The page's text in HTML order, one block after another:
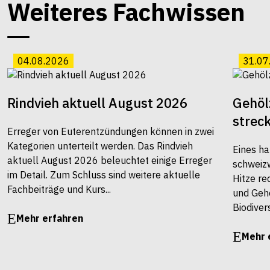
Weiteres Fachwissen
04.08.2026
Rindvieh aktuell August 2026
Erreger von Euterentzündungen können in zwei
Kategorien unterteilt werden. Das Rindvieh
aktuell August 2026 beleuchtet einige Erreger
im Detail. Zum Schluss sind weitere aktuelle
Fachbeiträge und Kurs...
Mehr erfahren
Eines
Hitze
und
Mehr